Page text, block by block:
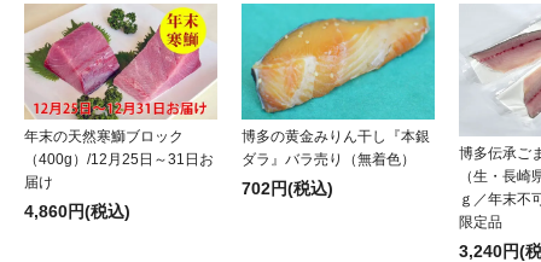
年末の天然寒鰤ブロック
（400g）/12月25日～31日お
届け
4,860円(税込)
博多の黄金みりん干し『本銀
ダラ』バラ売り（無着色）
702円(税込)
博多伝承ご
（生・長
ｇ／年末不
限定品
3,240円(